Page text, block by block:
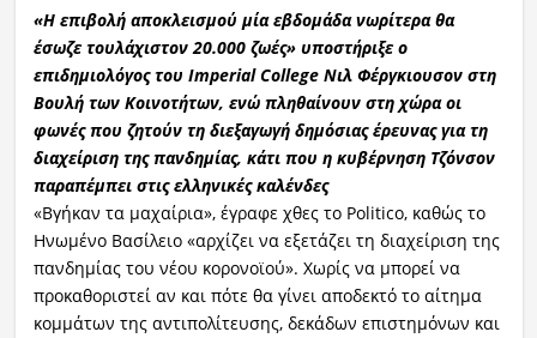
«Η επιβολή αποκλεισμού μία εβδομάδα νωρίτερα θα
έσωζε τουλάχιστον 20.000 ζωές» υποστήριξε ο
επιδημιολόγος του Imperial College Νιλ Φέργκιουσον στη
Βουλή των Κοινοτήτων, ενώ πληθαίνουν στη χώρα οι
φωνές που ζητούν τη διεξαγωγή δημόσιας έρευνας για τη
διαχείριση της πανδημίας, κάτι που η κυβέρνηση Τζόνσον
παραπέμπει στις ελληνικές καλένδες
«Βγήκαν τα μαχαίρια», έγραφε χθες το Politico, καθώς το
Ηνωμένο Βασίλειο «αρχίζει να εξετάζει τη διαχείριση της
πανδημίας του νέου κορονοϊού». Χωρίς να μπορεί να
προκαθοριστεί αν και πότε θα γίνει αποδεκτό το αίτημα
κομμάτων της αντιπολίτευσης, δεκάδων επιστημόνων και